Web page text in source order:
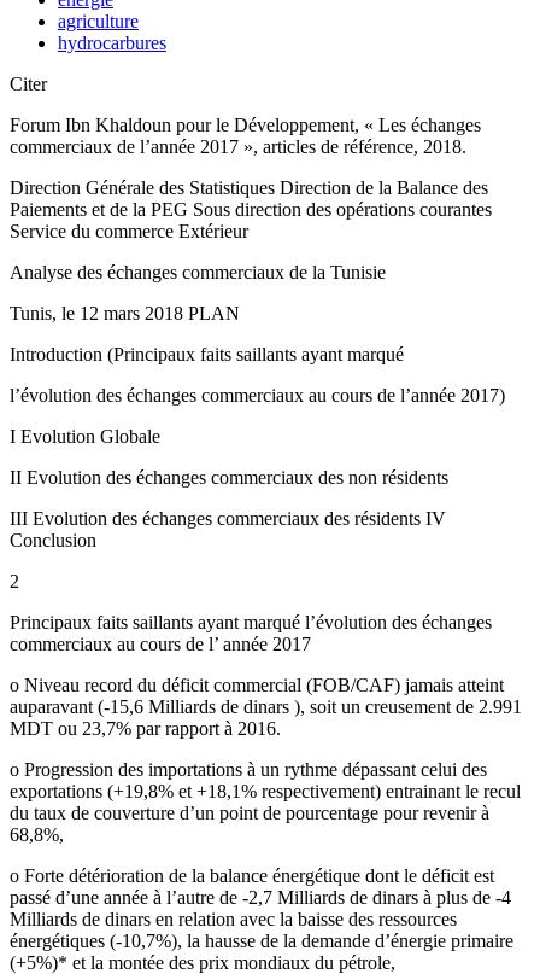
agriculture
hydrocarbures
Citer
Forum Ibn Khaldoun pour le Développement, « Les échanges
commerciaux de l’année 2017 », articles de référence, 2018.
Direction Générale des Statistiques Direction de la Balance des
Paiements et de la PEG Sous direction des opérations courantes
Service du commerce Extérieur
Analyse des échanges commerciaux de la Tunisie
Tunis, le 12 mars 2018 PLAN
Introduction (Principaux faits saillants ayant marqué
l’évolution des échanges commerciaux au cours de l’année 2017)
I Evolution Globale
II Evolution des échanges commerciaux des non résidents
III Evolution des échanges commerciaux des résidents IV
Conclusion
2
Principaux faits saillants ayant marqué l’évolution des échanges
commerciaux au cours de l’ année 2017
o Niveau record du déficit commercial (FOB/CAF) jamais atteint
auparavant (-15,6 Milliards de dinars ), soit un creusement de 2.991
MDT ou 23,7% par rapport à 2016.
o Progression des importations à un rythme dépassant celui des
exportations (+19,8% et +18,1% respectivement) entrainant le recul
du taux de couverture d’un point de pourcentage pour revenir à
68,8%,
o Forte détérioration de la balance énergétique dont le déficit est
passé d’une année à l’autre de -2,7 Milliards de dinars à plus de -4
Milliards de dinars en relation avec la baisse des ressources
énergétiques (-10,7%), la hausse de la demande d’énergie primaire
(+5%)* et la montée des prix mondiaux du pétrole,